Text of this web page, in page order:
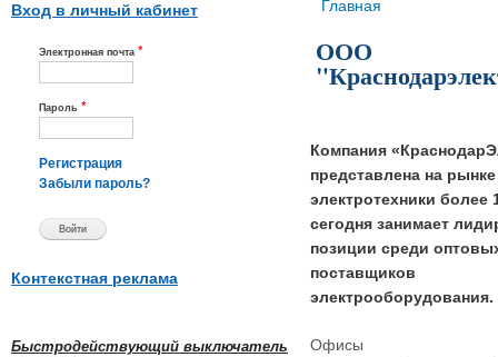
Вход в личный кабинет
Электронная почта *
Пароль *
Регистрация
Забыли пароль?
Контекстная реклама
Быстродействующий выключатель
Вы здесь
Главная
ООО
Компания
представлена на рынке
электротехники более
сегодня занимает
позиции среди
поставщиков
электрооборудования.
Офисы